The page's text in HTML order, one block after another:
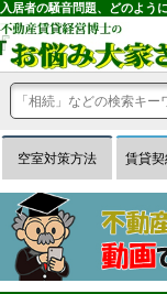
空室対策方法 賃貸